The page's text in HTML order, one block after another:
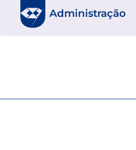
Administração